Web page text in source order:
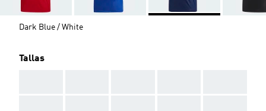
Dark Blue / White
Tallas